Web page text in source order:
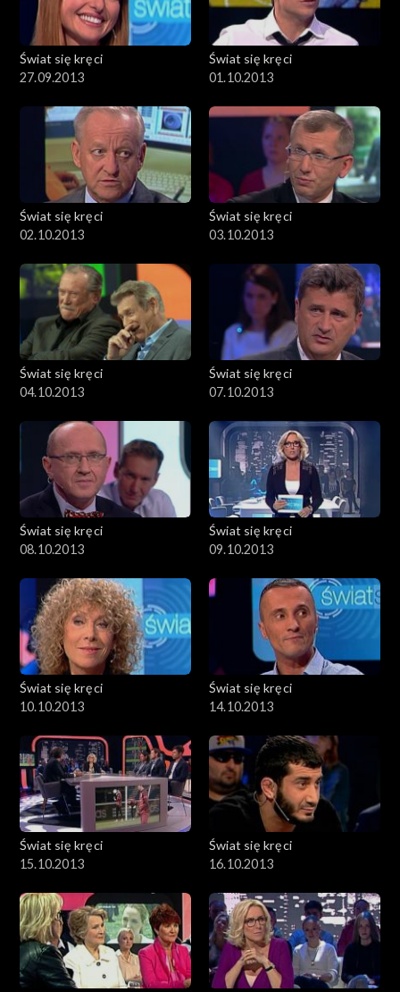
Świat się kręci
27.09.2013
Świat się kręci
01.10.2013
Świat się kręci
02.10.2013
Świat się kręci
03.10.2013
Świat się kręci
04.10.2013
Świat się kręci
07.10.2013
Świat się kręci
08.10.2013
Świat się kręci
09.10.2013
Świat się kręci
10.10.2013
Świat się kręci
14.10.2013
Świat się kręci
15.10.2013
Świat się kręci
16.10.2013